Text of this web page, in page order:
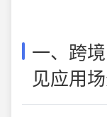
一、跨
见应用